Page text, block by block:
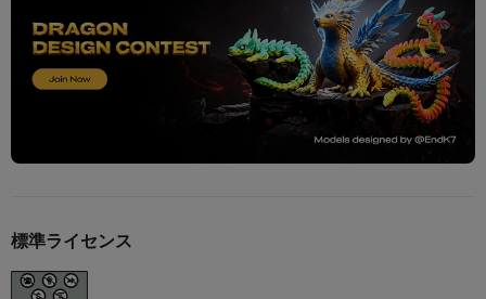
標準ライセンス